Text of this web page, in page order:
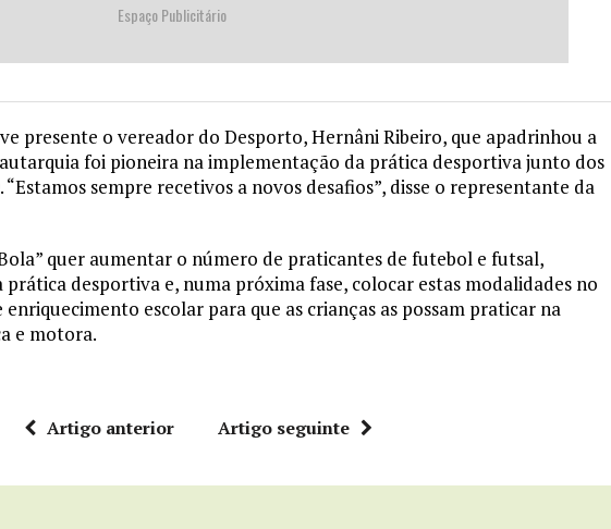
Espaço Publicitário
presente o vereador do Desporto, Hernâni Ribeiro, que apadrinhou a
foi pioneira na implementação da prática desportiva junto dos
“Estamos sempre recetivos a novos desafios”, disse o representante da
quer aumentar o número de praticantes de futebol e futsal,
prática desportiva e, numa próxima fase, colocar estas modalidades no
escolar para que as crianças as possam praticar na
e motora.
Artigo anterior Artigo seguinte